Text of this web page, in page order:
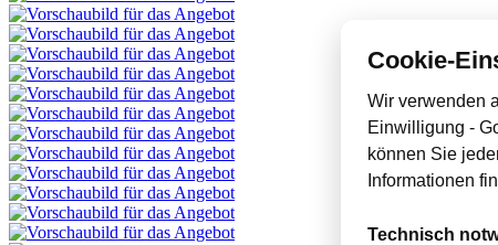
Cookie-
Wir verwenden
Einwilligung -
können Sie
Informationen
Technisch